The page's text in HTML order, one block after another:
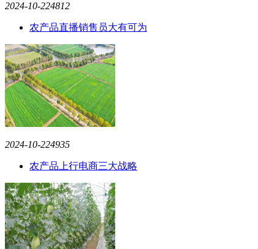
2024-10-224812
农产品直播销售员大有可为
2024-10-224935
农产品上行电商三大战略